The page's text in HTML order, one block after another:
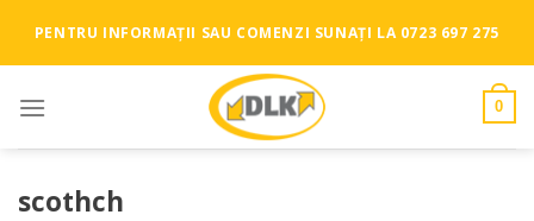
content
PENTRU INFORMAȚII SAU COMENZI SUNAȚI LA 0723 697 275
0
scothch